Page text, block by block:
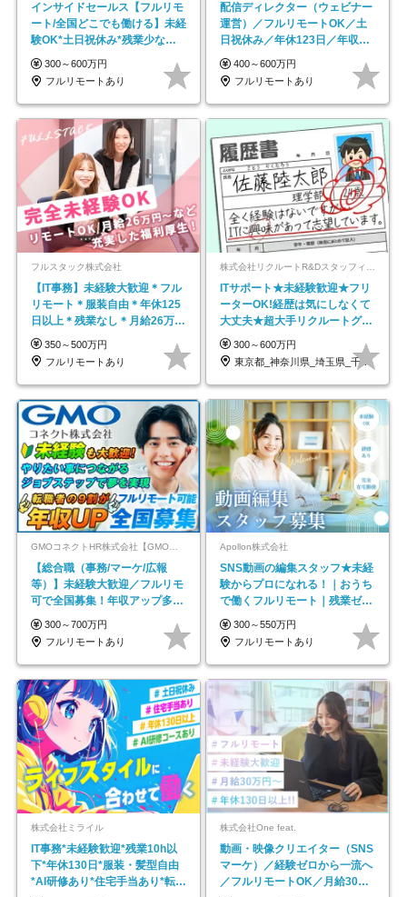
インサイドセールス【フルリモ
ート/全国どこでも働ける】未経
験OK*土日祝休み*残業少なめ*
在宅勤務手当あり
300～600万円
フルリモートあり
配信ディレクター（ウェビナー
運営）／フルリモートOK／土
日祝休み／年休123日／年収
600万円可
400～600万円
フルリモートあり
フルスタック株式会社
【IT事務】未経験大歓迎＊フル
リモート＊服装自由＊年休125
日以上＊残業なし＊月給26万円
以上
350～500万円
フルリモートあり
ITサポート★未経験歓迎★フリ
ーターOK!経歴は気にしなくて
大丈夫★超大手リクルートグル
ープの正社員/sg
300～600万円
東京都_神奈川県_埼玉県_千葉県_大阪府…
GMOコネクトHR株式会社【GMOインターネットグループ】
【総合職（事務/マーケ/広報
等）】未経験大歓迎／フルリモ
可で全国募集！年収アップ多数
★年休最大130日★
300～700万円
フルリモートあり
Apollon株式会社
SNS動画の編集スタッフ★未経
験からプロになれる！｜おうち
で働くフルリモート｜残業ゼロ
で18時退勤◎
300～550万円
フルリモートあり
株式会社ミライル
IT事務*未経験歓迎*残業10h以
下*年休130日*服装・髪型自由
*AI研修あり*住宅手当あり*転勤
株式会社One feat.
動画・映像クリエイター（SNS
マーケ）／経験ゼロから一流へ
／フルリモートOK／月給30万